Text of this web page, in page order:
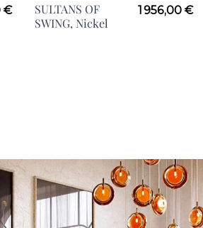
€
SULTANS OF
SWING, Nickel
1 956,00 €